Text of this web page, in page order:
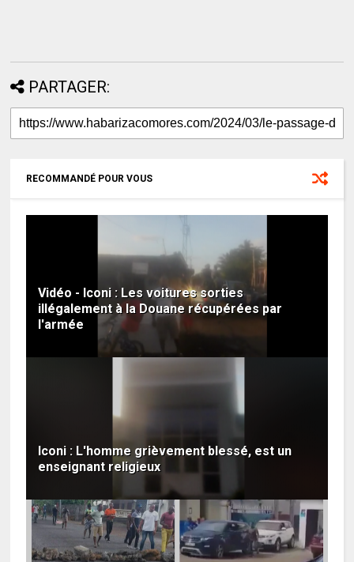
PARTAGER:
RECOMMANDÉ POUR VOUS
Vidéo - Iconi : Les voitures sorties
illégalement à la Douane récupérées par
l'armée
Iconi : L'homme grièvement blessé, est un
enseignant religieux